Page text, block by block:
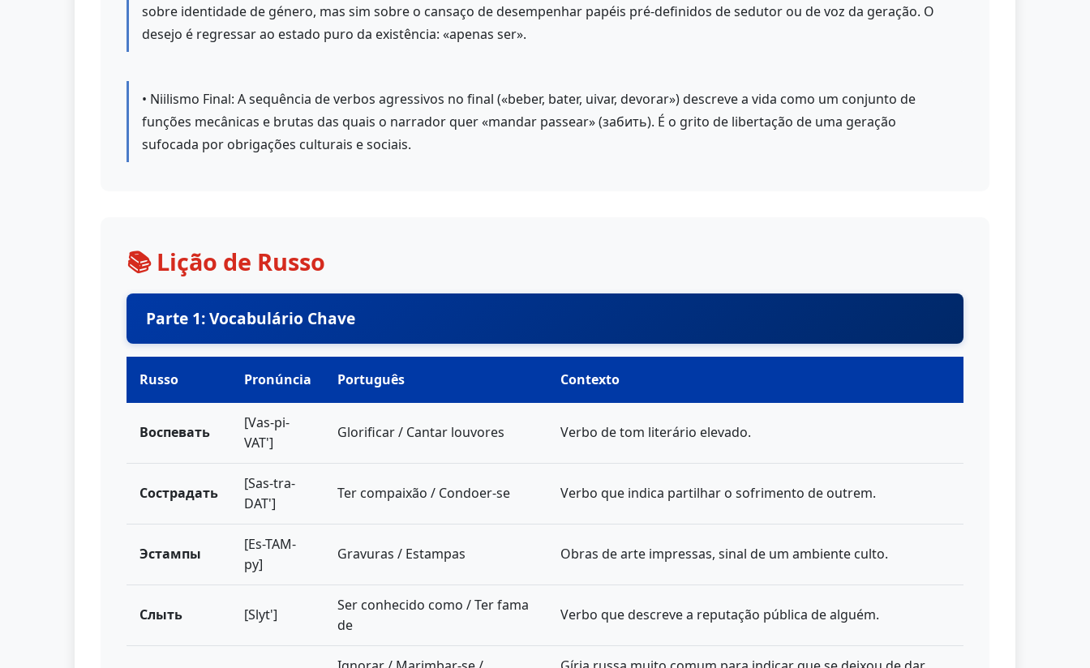
sobre identidade de género, mas sim sobre o cansaço de desempenhar papéis pré-definidos de sedutor ou de voz da geração. O
desejo é regressar ao estado puro da existência: «apenas ser».
• Niilismo Final: A sequência de verbos agressivos no final («beber, bater, uivar, devorar») descreve a vida como um conjunto de
funções mecânicas e brutas das quais o narrador quer «mandar passear» (забить). É o grito de libertação de uma geração
sufocada por obrigações culturais e sociais.
📚 Lição de Russo
Parte 1: Vocabulário Chave
Russo Pronúncia Português Contexto
Воспевать
[Vas-pi-
VAT']
Glorificar / Cantar louvores Verbo de tom literário elevado.
Сострадать
[Sas-tra-
DAT']
Ter compaixão / Condoer-se Verbo que indica partilhar o sofrimento de outrem.
Эстампы
[Es-TAM-
py]
Gravuras / Estampas Obras de arte impressas, sinal de um ambiente culto.
Слыть [Slyt']
Ser conhecido como / Ter fama
de
Verbo que descreve a reputação pública de alguém.